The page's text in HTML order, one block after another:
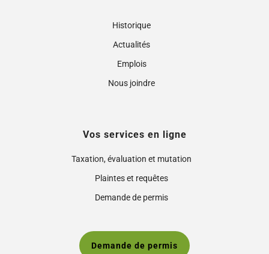
Historique
Actualités
Emplois
Nous joindre
Vos services en ligne
Taxation, évaluation et mutation
Plaintes et requêtes
Demande de permis
Demande de permis